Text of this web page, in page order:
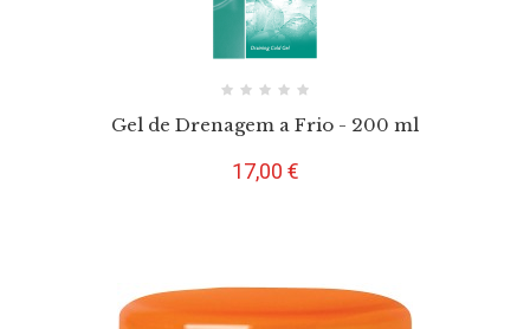
Gel de Drenagem a Frio - 200 ml
Preço
17,00 €